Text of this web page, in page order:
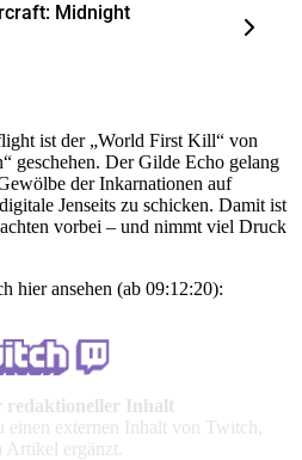
Midnight
ist der „World First Kill“ von
geschehen. Der Gilde Echo gelang
der Inkarnationen auf
Jenseits zu schicken. Damit ist
vorbei – und nimmt viel Druck
hier ansehen (ab 09:12:20):
redaktioneller Inhalt
einen externen Inhalt von Twitch,
Artikel ergänzt.